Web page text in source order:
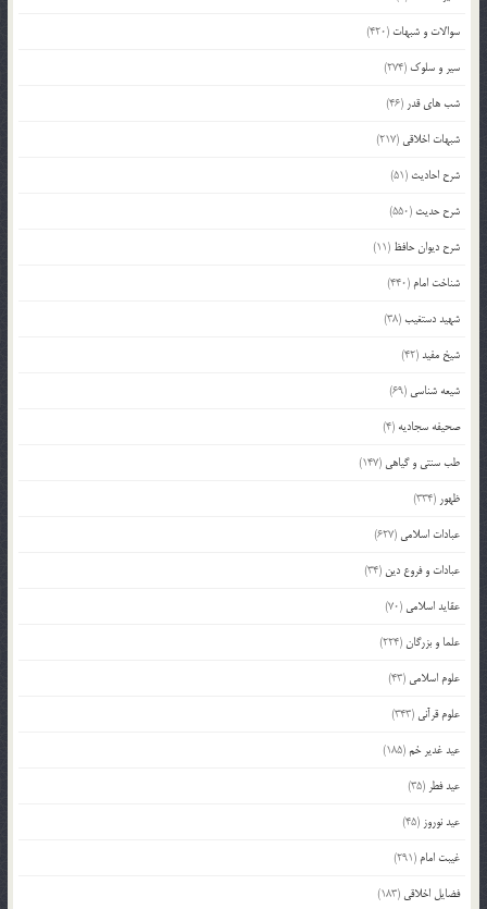
سوالات و شبهات (420)
سیر و سلوک (274)
شب های قدر (46)
شبهات اخلاقی (217)
شرح احادیث (51)
شرح حدیث (550)
شرح دیوان حافظ (11)
شناخت امام (440)
شهید دستغیب(38)
شیخ مفید(42)
شیعه شناسی (69)
صحیفه سجادیه (4)
طب سنتی و گیاهی (147)
ظهور (334)
عبادات اسلامی (627)
عبادات و فروع دین (34)
عقاید اسلامی (70)
علما و بزرگان(224)
علوم اسلامی (43)
علوم قرآنی (343)
عید غدیر خم(185)
عید فطر (35)
عید نوروز (45)
غیبت امام (291)
فضایل اخلاقی (183)